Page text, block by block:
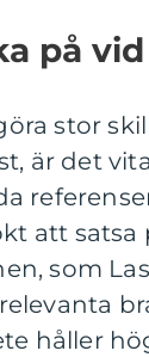
på
stor
är det
att
som
håller